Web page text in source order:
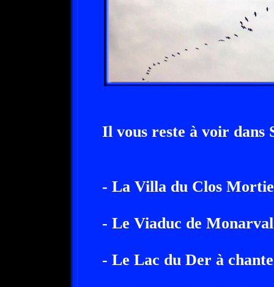
Il vous reste à voir dans
- La Villa du Clos
- Le Viaduc de Monarval
- Le Lac du Der à